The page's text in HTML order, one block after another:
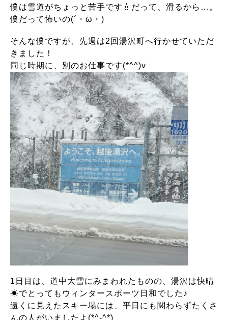
僕は雪道がちょっと苦手です💧だって、滑るから…。
僕だって怖いの(´・ω・)
そんな僕ですが、先週は2回湯沢町へ行かせていただ
きました！
同じ時期に、別のお仕事です(*^^)v
1日目は、道中大雪にみまわれたものの、湯沢は快晴
☀でとってもウィンタースポーツ日和でした♪
遠くに見えたスキー場には、平日にも関わらずたくさ
んの人がいましたよ(*^-^*)